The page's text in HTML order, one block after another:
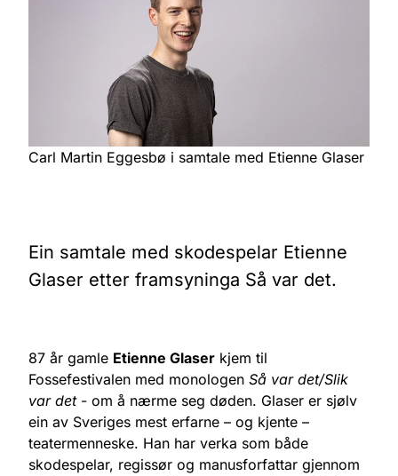
Carl Martin Eggesbø i samtale med Etienne Glaser
Ein samtale med skodespelar Etienne
Glaser etter framsyninga Så var det.
87 år gamle Etienne Glaser kjem til
Fossefestivalen med monologen Så var det/Slik
var det- om å nærme seg døden. Glaser er sjølv
ein av Sveriges mest erfarne – og kjente –
teatermenneske. Han har verka som både
skodespelar, regissør og manusforfattar gjennom